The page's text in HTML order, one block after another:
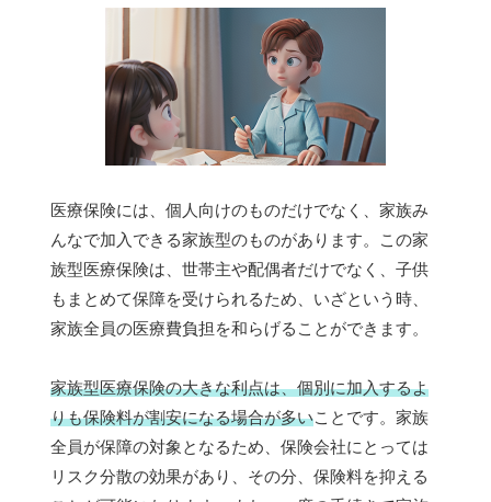
医療保険には、個人向けのものだけでなく、家族み
んなで加入できる家族型のものがあります。この家
族型医療保険は、世帯主や配偶者だけでなく、子供
もまとめて保障を受けられるため、いざという時、
家族全員の医療費負担を和らげることができます。
家族型医療保険の大きな利点は、個別に加入するよ
りも保険料が割安になる場合が多いことです。家族
全員が保障の対象となるため、保険会社にとっては
リスク分散の効果があり、その分、保険料を抑える